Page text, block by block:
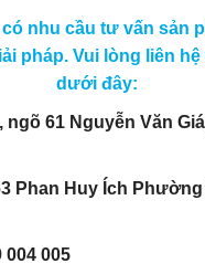
nhu cầu tư vấn sản
pháp. Vui lòng liên
dưới đây:
ngõ 61 Nguyễn Văn
Phan Huy Ích Phường
004 005